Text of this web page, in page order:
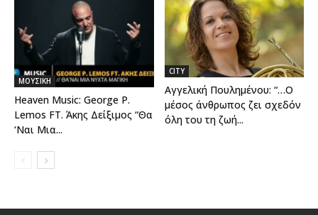
ΜΟΥΣΙΚΗ
Heaven Music: George P.
Lemos FT. Άκης Δείξιμος “Θα
‘Ναι Μια...
CITY
Αγγελική Πουλημένου: “…Ο
μέσος άνθρωπος ζει σχεδόν
όλη του τη ζωή...